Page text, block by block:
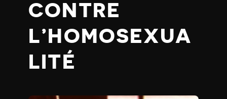
CONTRE
L’HOMOSEXUA
LITÉ